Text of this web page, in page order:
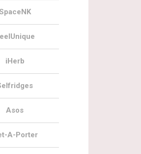
iHerb
Asos
A-Porter